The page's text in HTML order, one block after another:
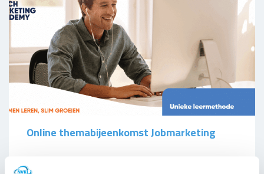
Online themabijeenkomst Jobmarketing